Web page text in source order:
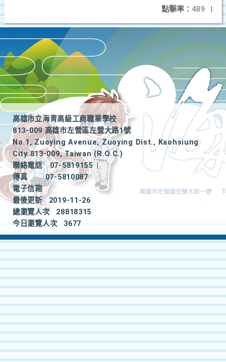
點擊率： 489 |
高雄市立海青高級工商職業學校
813-009 高雄市左營區左營大路1號
No.1, Zuoying Avenue, Zuoying Dist., Kaohsiung
City 813-009, Taiwan (R.O.C.)
聯絡電話
07-5819155
|
傳真
07-5810087
電子信箱
最後更新
2019-11-26
總瀏覽人次
28818315
今日瀏覽人次
3677